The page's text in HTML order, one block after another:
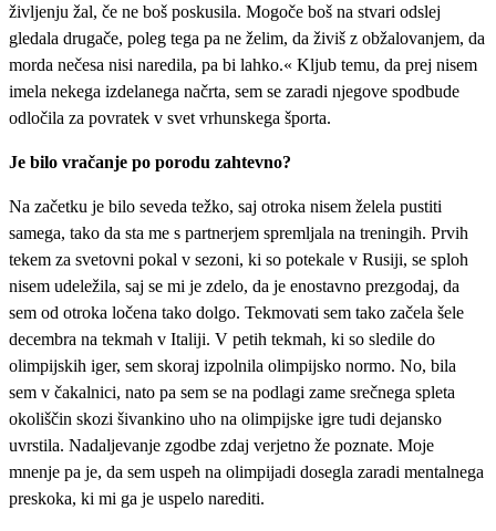
življenju žal, če ne boš poskusila. Mogoče boš na stvari odslej
gledala drugače, poleg tega pa ne želim, da živiš z obžalovanjem, da
morda nečesa nisi naredila, pa bi lahko.« Kljub temu, da prej nisem
imela nekega izdelanega načrta, sem se zaradi njegove spodbude
odločila za povratek v svet vrhunskega športa.
Je bilo vračanje po porodu zahtevno?
Na začetku je bilo seveda težko, saj otroka nisem želela pustiti
samega, tako da sta me s partnerjem spremljala na treningih. Prvih
tekem za svetovni pokal v sezoni, ki so potekale v Rusiji, se sploh
nisem udeležila, saj se mi je zdelo, da je enostavno prezgodaj, da
sem od otroka ločena tako dolgo. Tekmovati sem tako začela šele
decembra na tekmah v Italiji. V petih tekmah, ki so sledile do
olimpijskih iger, sem skoraj izpolnila olimpijsko normo. No, bila
sem v čakalnici, nato pa sem se na podlagi zame srečnega spleta
okoliščin skozi šivankino uho na olimpijske igre tudi dejansko
uvrstila. Nadaljevanje zgodbe zdaj verjetno že poznate. Moje
mnenje pa je, da sem uspeh na olimpijadi dosegla zaradi mentalnega
preskoka, ki mi ga je uspelo narediti.